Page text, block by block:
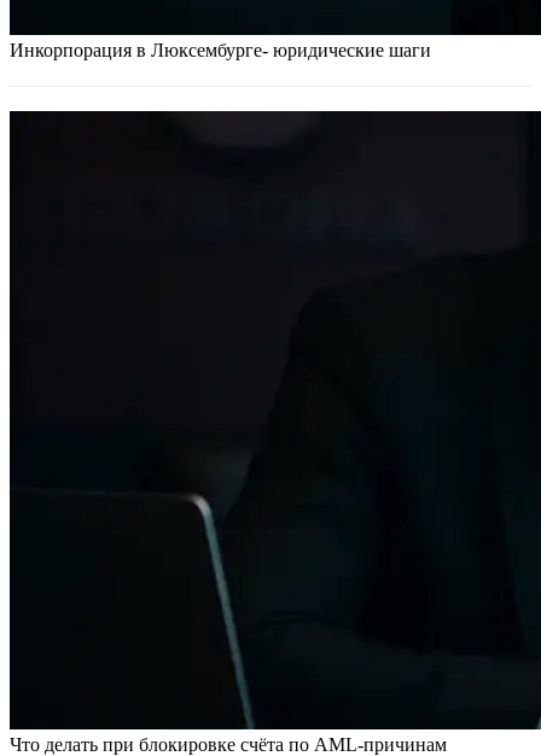
Инкорпорация в Люксембурге- юридические шаги
Что делать при блокировке счёта по AML-причинам